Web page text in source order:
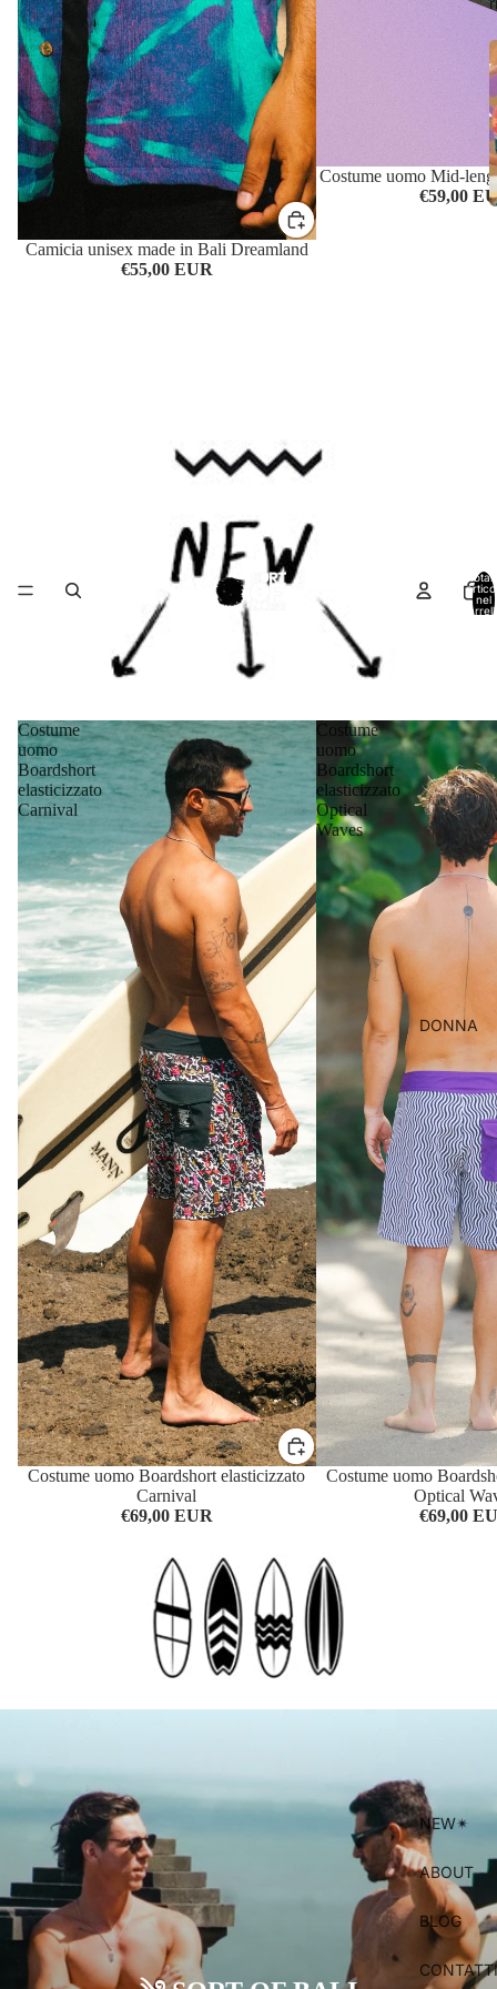
DONNA
NEW✴︎
ABOUT
BLOG
CONTATTI
nel
Camicia unisex made in Bali Dreamland
€55,00 EUR
Costume uomo Mid-
€59,00
Costume
uomo
Boardshort
elasticizzato
Carnival
Costume uomo Boardshort elasticizzato
Carnival
€69,00 EUR
Costume
uomo
Boardshort
elasticizzato
Optical
Waves
Costume uomo
Optical
€69,00